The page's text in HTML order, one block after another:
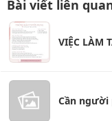
Bài viết liên
VIỆC LÀM
Cần người